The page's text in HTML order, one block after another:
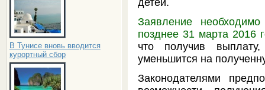
В Тунисе вновь вводится
курортный сбор
Заявление
позднее 31 марта 2016
что получив
уменьшится на
Законодателями